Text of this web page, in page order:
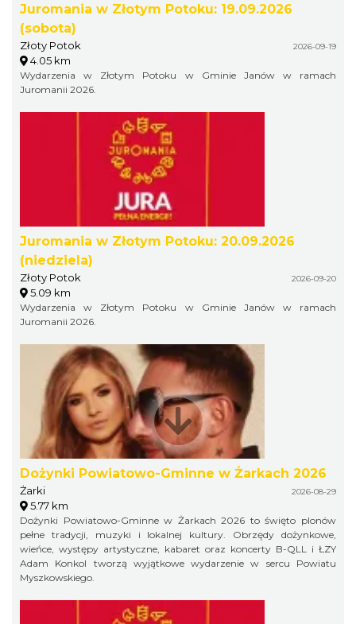
Juromania w Złotym Potoku: 19.09.2026
(sobota)
Złoty Potok 2026-09-19
4.05 km
Wydarzenia w Złotym Potoku w Gminie Janów w ramach
Juromanii 2026.
Juromania w Złotym Potoku: 20.09.2026
(niedziela)
Złoty Potok 2026-09-20
5.09 km
Wydarzenia w Złotym Potoku w Gminie Janów w ramach
Juromanii 2026.
Dożynki Powiatowo-Gminne w Żarkach 2026
Żarki 2026-08-29
5.77 km
Dożynki Powiatowo-Gminne w Żarkach 2026 to święto plonów
pełne tradycji, muzyki i lokalnej kultury. Obrzędy dożynkowe,
wieńce, występy artystyczne, kabaret oraz koncerty B-QLL i ŁZY
Adam Konkol tworzą wyjątkowe wydarzenie w sercu Powiatu
Myszkowskiego.